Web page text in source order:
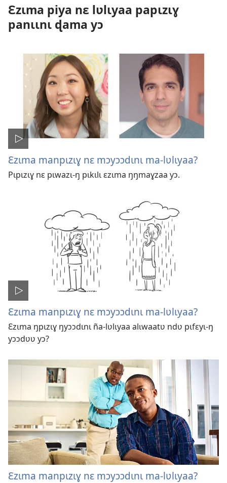
Ɛzɩma piya nɛ lʋlɩyaa papɩzɩɣ
panɩɩnɩ ɖama yɔ
Ɛzɩma manpɩzɩɣ nɛ mɔyɔɔdɩnɩ ma-lʋlɩyaa?
Pɩpɩzɩɣ nɛ pɩwazɩ-ŋ pɩkɩlɩ ɛzɩma ŋŋmaɣzaa yɔ.
Ɛzɩma manpɩzɩɣ nɛ mɔyɔɔdɩnɩ ma-lʋlɩyaa?
Ɛzɩma ŋpɩzɩɣ ŋyɔɔdɩnɩ ña-lʋlɩyaa alɩwaatʋ ndʋ pɩfɛyɩ-ŋ
yɔɔdʋʋ yɔ?
Ɛzɩma manpɩzɩɣ nɛ mɔyɔɔdɩnɩ ma-lʋlɩyaa?